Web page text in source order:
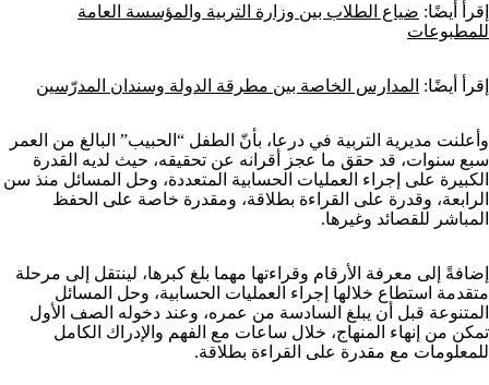
إقرأ أيضًا: ضياع الطلاب بين وزارة التربية والمؤسسة العامة
للمطبوعات
إقرأ أيضًا: المدارس الخاصة بين مطرقة الدولة وسندان المدرّسين
وأعلنت مديرية التربية في درعا، بأنّ الطفل “الحبيب” البالغ من العمر
سبع سنوات، قد حقق ما عجز أقرانه عن تحقيقه، حيث لديه القدرة
الكبيرة على إجراء العمليات الحسابية المتعددة، وحل المسائل منذ سن
الرابعة، وقدرة على القراءة بطلاقة، ومقدرة خاصة على الحفظ
المباشر للقصائد وغيرها.
إضافةً إلى معرفة الأرقام وقراءتها مهما بلغ كبرها، لينتقل إلى مرحلة
متقدمة استطاع خلالها إجراء العمليات الحسابية، وحل المسائل
المتنوعة قبل أن يبلغ السادسة من عمره، وعند دخوله الصف الأول
تمكن من إنهاء المنهاج، خلال ساعات مع الفهم والإدراك الكامل
للمعلومات مع مقدرة على القراءة بطلاقة.